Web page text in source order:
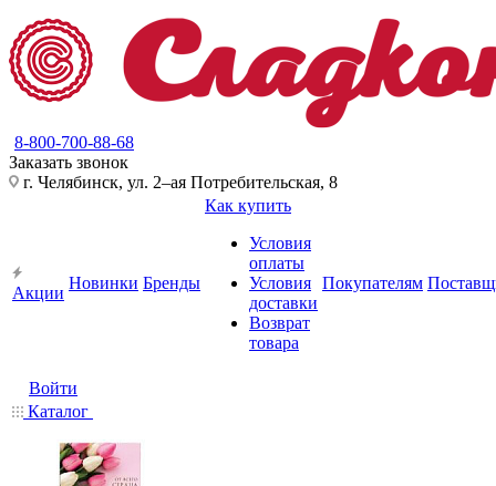
8-800-700-88-68
Заказать звонок
г. Челябинск, ул. 2–ая Потребительская, 8
Акции
Новинки Бренды
Как купить
Условия
оплаты
Условия
доставки
Возврат
товара
Покупателям
Войти
Каталог